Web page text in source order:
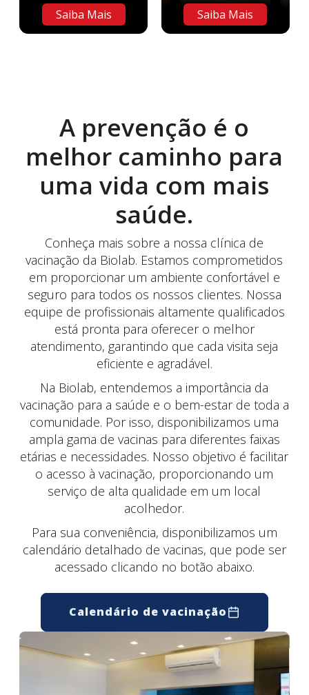
Saiba Mais Saiba Mais
A prevenção é o
melhor caminho para
uma vida com mais
saúde.
Conheça mais sobre a nossa clínica de
vacinação da Biolab. Estamos comprometidos
em proporcionar um ambiente confortável e
seguro para todos os nossos clientes. Nossa
equipe de profissionais altamente qualificados
está pronta para oferecer o melhor
atendimento, garantindo que cada visita seja
eficiente e agradável.
Na Biolab, entendemos a importância da
vacinação para a saúde e o bem-estar de toda a
comunidade. Por isso, disponibilizamos uma
ampla gama de vacinas para diferentes faixas
etárias e necessidades. Nosso objetivo é facilitar
o acesso à vacinação, proporcionando um
serviço de alta qualidade em um local
acolhedor.
Para sua conveniência, disponibilizamos um
calendário detalhado de vacinas, que pode ser
acessado clicando no botão abaixo.
Calendário de vacinação